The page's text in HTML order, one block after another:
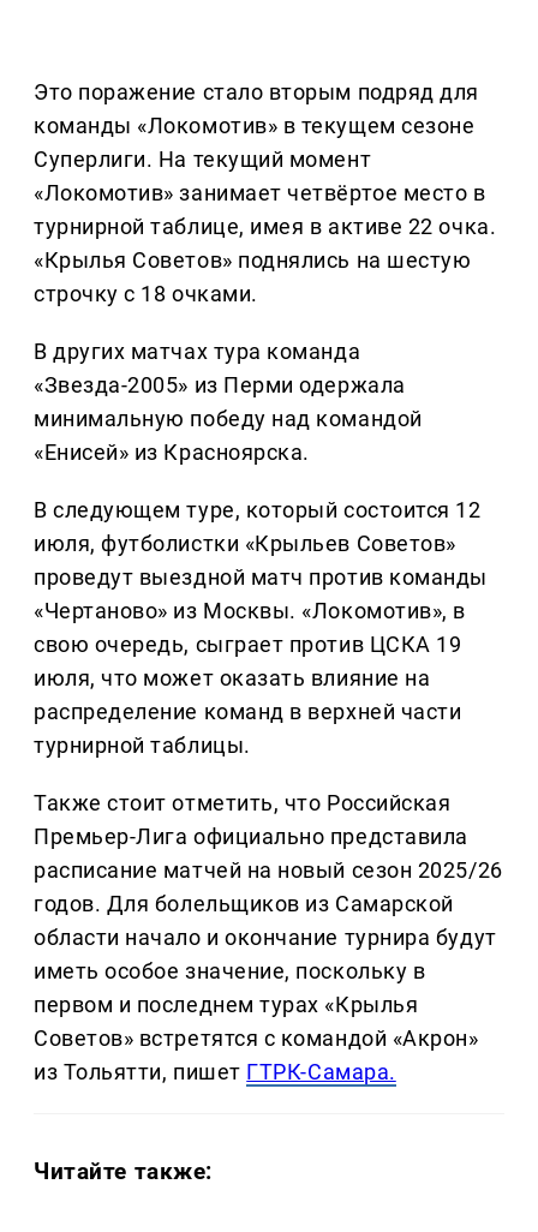
Это поражение стало вторым подряд для
команды «Локомотив» в текущем сезоне
Суперлиги. На текущий момент
«Локомотив» занимает четвёртое место в
турнирной таблице, имея в активе 22 очка.
«Крылья Советов» поднялись на шестую
строчку с 18 очками.
В других матчах тура команда
«Звезда-2005» из Перми одержала
минимальную победу над командой
«Енисей» из Красноярска.
В следующем туре, который состоится 12
июля, футболистки «Крыльев Советов»
проведут выездной матч против команды
«Чертаново» из Москвы. «Локомотив», в
свою очередь, сыграет против ЦСКА 19
июля, что может оказать влияние на
распределение команд в верхней части
турнирной таблицы.
Также стоит отметить, что Российская
Премьер-Лига официально представила
расписание матчей на новый сезон 2025/26
годов. Для болельщиков из Самарской
области начало и окончание турнира будут
иметь особое значение, поскольку в
первом и последнем турах «Крылья
Советов» встретятся с командой «Акрон»
из Тольятти, пишет ГТРК-Самара.
Читайте также: